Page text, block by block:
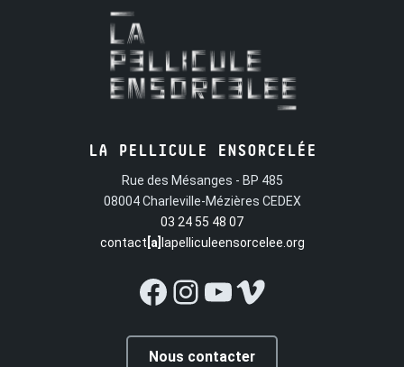
LA PELLICULE ENSORCELÉE
Rue des Mésanges - BP 485
08004 Charleville-Mézières CEDEX
03 24 55 48 07
contact [a] lapelliculeensorcelee.org
Facebook
Instagram
YouTube
Vimeo
Nous contacter